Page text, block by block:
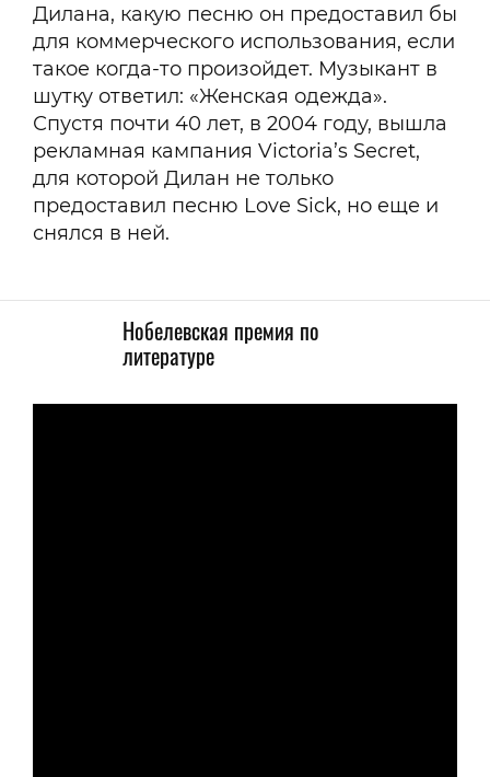
Дилана, какую песню он предоставил бы
для коммерческого использования, если
такое когда-то произойдет. Музыкант в
шутку ответил: «Женская одежда».
Спустя почти 40 лет, в 2004 году, вышла
рекламная кампания Victoria’s Secret,
для которой Дилан не только
предоставил песню Love Sick, но еще и
снялся в ней.
Нобелевская премия по
литературе